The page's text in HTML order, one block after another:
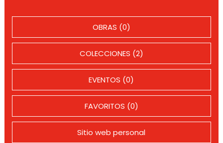
OBRAS (0)
COLECCIONES (2)
EVENTOS (0)
FAVORITOS (0)
Sitio web personal